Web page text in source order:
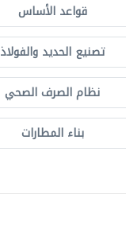
قواعد الأساس
تصنيع الحديد والفولاذ
نظام الصرف الصحي
بناء المطارات